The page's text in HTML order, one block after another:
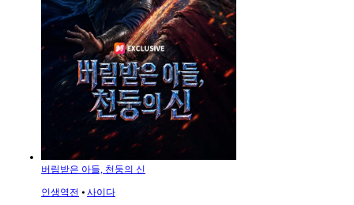
버림받은 아들, 천둥의 신
인생역전 ⦁ 사이다